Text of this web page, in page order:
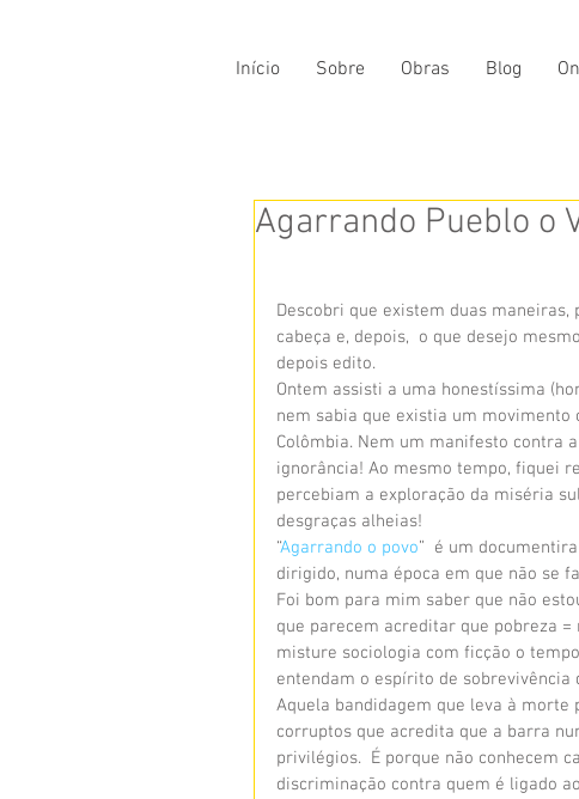
Início Sobre Obras Blog
Agarrando Pueblo o
Descobri que existem duas maneiras,
cabeça e, depois,  o que desejo
depois edito.
Ontem assisti a uma honestíssima
nem sabia que existia um movimento
Colômbia. Nem um manifesto contra
ignorância! Ao mesmo tempo, fiquei
percebiam a exploração da miséria
desgraças alheias!
“Agarrando o povo”  é um
dirigido, numa época em que não se
Foi bom para mim saber que não
que parecem acreditar que pobreza
misture sociologia com ficção o
entendam o espírito de
Aquela bandidagem que leva à morte
corruptos que acredita que a barra
privilégios.  É porque não conhecem
discriminação contra quem é ligado